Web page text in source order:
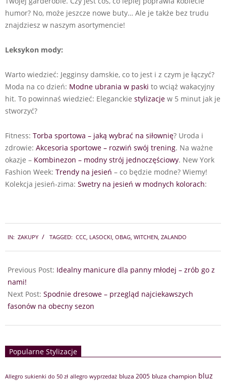
humor? No, może jeszcze nowe buty… Ale je także bez trudu
znajdziesz w naszym asortymencie!
Leksykon mody:
Warto wiedzieć: Jegginsy damskie, co to jest i z czym je łączyć?
Moda na co dzień: Modne ubrania w paski to wciąż wakacyjny
hit. To powinnaś wiedzieć: Eleganckie stylizacje w 5 minut jak je
stworzyć?
Fitness: Torba sportowa – jaką wybrać na siłownię? Uroda i
zdrowie: Akcesoria sportowe – rozwiń swój trening. Na ważne
okazje – Kombinezon – modny strój jednoczęściowy. New York
Fashion Week: Trendy na jesień – co będzie modne? Wiemy!
Kolekcja jesień-zima: Swetry na jesień w modnych kolorach:
07-
19
IN: ZAKUPY TAGGED: CCC, LASOCKI, OBAG, WITCHEN, ZALANDO
Previous Post: Idealny manicure dla panny młodej – zrób go z
nami!
Next Post: Spodnie dresowe – przegląd najciekawszych
fasonów na obecny sezon
Popularne Stylizacje
Allegro sukienki do 50 zł allegro wyprzedaż bluza 2005 bluza champion bluz